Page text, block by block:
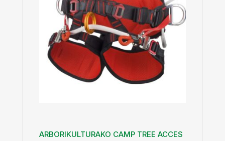
ARBORIKULTURAKO CAMP TREE ACCES